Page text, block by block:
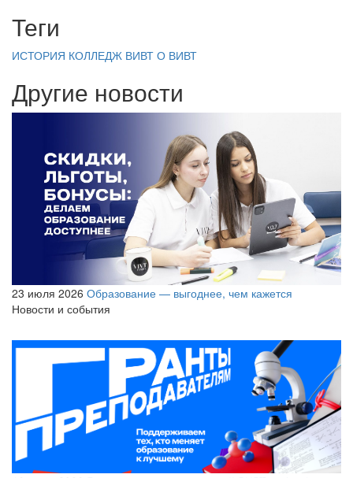
Теги
ИСТОРИЯ КОЛЛЕДЖ ВИВТ О ВИВТ
Другие новости
23 июля 2026 Образование — выгоднее, чем кажется
Новости и события